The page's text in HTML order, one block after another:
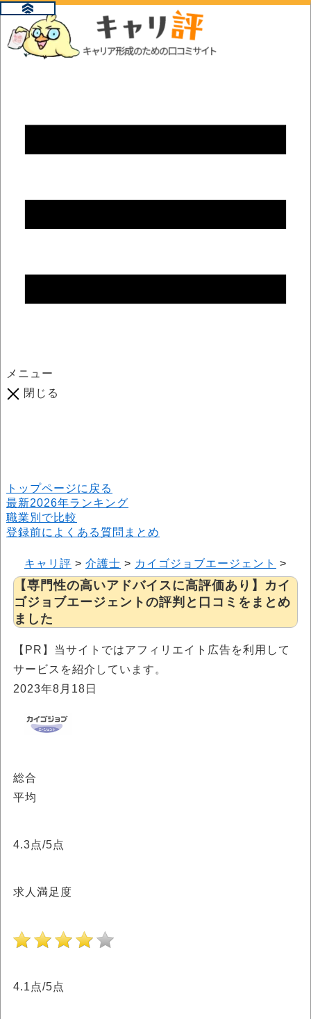
メニュー
閉じる
トップページに戻る
最新2026年ランキング
職業別で比較
登録前によくある質問まとめ
キャリ評 > 介護士 > カイゴジョブエージェント >
【専門性の高いアドバイスに高評価あり】カイ
ゴジョブエージェントの評判と口コミをまとめ
ました
【PR】当サイトではアフィリエイト広告を利用して
サービスを紹介しています。
2023年8月18日
総合
平均
4.3点/5点
求人満足度
4.1点/5点